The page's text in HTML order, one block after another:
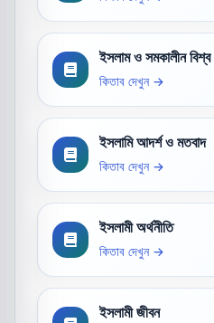
ইসলাম ও সমকালীন বিশ্ব
কিতাব দেখুন →
ইসলামি আদর্শ ও মতবাদ
কিতাব দেখুন →
ইসলামী অর্থনীতি
কিতাব দেখুন →
ইসলামী জীবন